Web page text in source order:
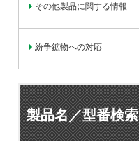
その他製品に関する情報
紛争鉱物への対応
製品名／型番検索